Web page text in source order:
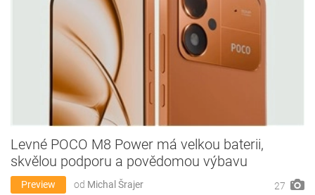
Levné POCO M8 Power má velkou baterii,
skvělou podporu a povědomou výbavu
Preview od Michal Šrajer 27